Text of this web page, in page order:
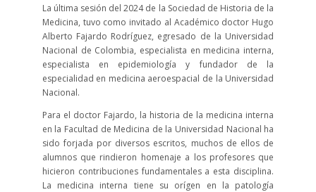
La última sesión del 2024 de la Sociedad de Historia de la
Medicina, tuvo como invitado al Académico doctor Hugo
Alberto Fajardo Rodríguez, egresado de la Universidad
Nacional de Colombia, especialista en medicina interna,
especialista en epidemiología y fundador de la
especialidad en medicina aeroespacial de la Universidad
Nacional.
Para el doctor Fajardo, la historia de la medicina interna
en la Facultad de Medicina de la Universidad Nacional ha
sido forjada por diversos escritos, muchos de ellos de
alumnos que rindieron homenaje a los profesores que
hicieron contribuciones fundamentales a esta disciplina.
La medicina interna tiene su orígen en la patología